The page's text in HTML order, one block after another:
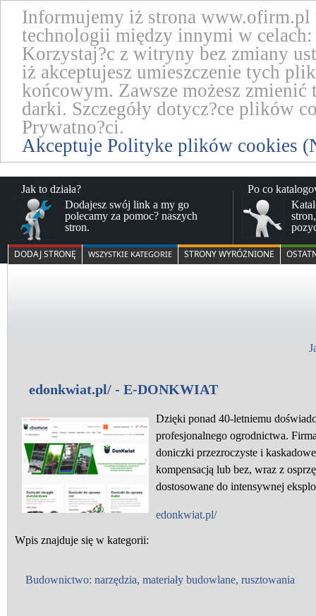
Informujemy iż strona
technologii między innymi w celach:
Korzystaj?c z witryny bez zmiany
iż akceptujesz umieszczenie tych
końcowym. Zawsze możesz
darki. Szczegóły dotycz?ce plików
Prywatno?ci.
Akceptuje Polityke plików cookies
Jak to działa?
Dodajesz swój link a my go
polecamy za pomoc? naszych
stron.
Po co
DODAJ STRONĘ WSZYSTKIE KATEGORIE STRONY WYRÓŻNIONE
edonkwiat.pl/ - E-DONKWIAT
Dzięki ponad 40-letniemu
profesjonalnego ogrodnictwa.
doniczki przezroczyste i
kompensacją lub bez, wraz z
dostosowane do intensywnej
edonkwiat.pl/
Wpis znajduje się w kategorii:
Budownictwo: narzędzia, materiały budowlane, rusztowania